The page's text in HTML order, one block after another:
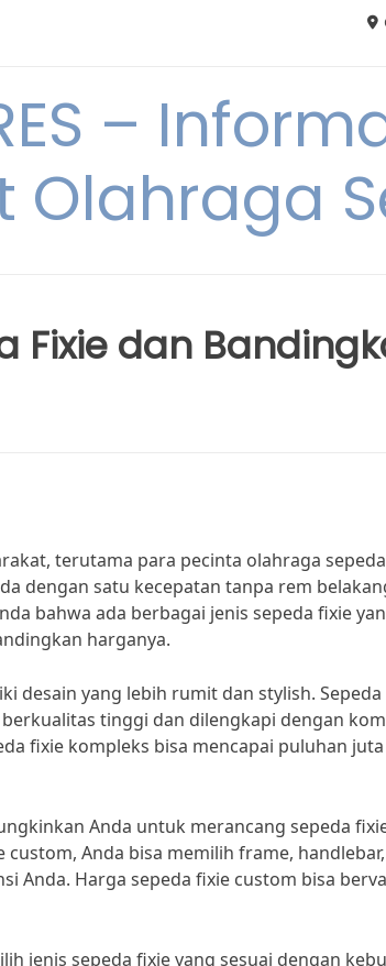
–
Olahraga
Fixie dan
terutama para pecinta olahraga
dengan satu kecepatan tanpa rem
bahwa ada berbagai jenis sepeda fixie
harganya.
desain yang lebih rumit dan stylish. Sepeda
tinggi dan dilengkapi dengan
fixie kompleks bisa mencapai puluhan
Anda untuk merancang sepeda
Anda bisa memilih frame, handlebar,
Anda. Harga sepeda fixie custom bisa
jenis sepeda fixie yang sesuai dengan